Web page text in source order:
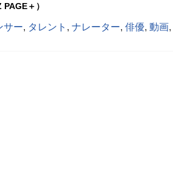
＋）
サー, タレント , ナレーター, 俳優, 動画,